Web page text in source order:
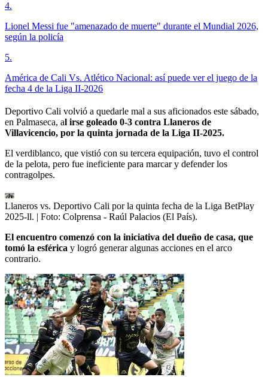
4.
Lionel Messi fue "amenazado de muerte" durante el Mundial 2026,
según la policía
5.
América de Cali Vs. Atlético Nacional: así puede ver el juego de la
fecha 4 de la Liga II-2026
Deportivo Cali volvió a quedarle mal a sus aficionados este sábado,
en Palmaseca, al irse goleado 0-3 contra Llaneros de
Villavicencio, por la quinta jornada de la Liga II-2025.
El verdiblanco, que vistió con su tercera equipación, tuvo el control
de la pelota, pero fue ineficiente para marcar y defender los
contragolpes.
Llaneros vs. Deportivo Cali por la quinta fecha de la Liga BetPlay
2025-ll. | Foto: Colprensa - Raúl Palacios (El País).
El encuentro comenzó con la iniciativa del dueño de casa, que
tomó la esférica y logró generar algunas acciones en el arco
contrario.